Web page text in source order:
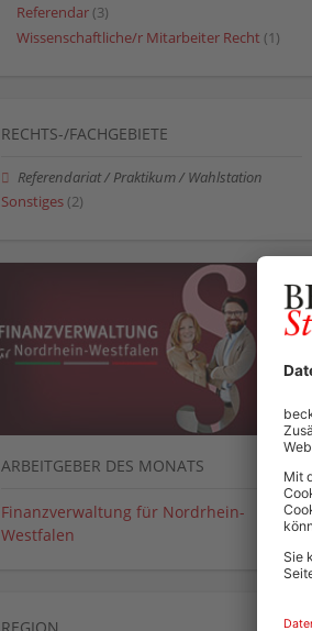
Referendar (3)
Wissenschaftliche/r Mitarbeiter Recht (1)
RECHTS-/FACHGEBIETE
Referendariat / Praktikum / Wahlstation
Sonstiges (2)
ARBEITGEBER DES MONATS
Finanzverwaltung für Nordrhein-
Westfalen